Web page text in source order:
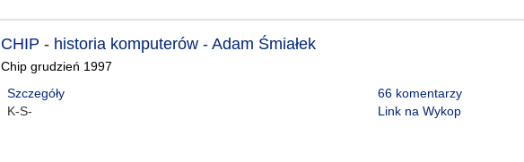
CHIP - historia komputerów - Adam Śmiałek
Chip grudzień 1997
Szczegóły
K-S-
66 komentarzy
Link na Wykop